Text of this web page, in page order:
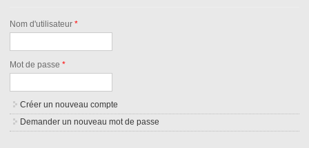
Nom d'utilisateur*
Mot de passe*
Créer un nouveau compte
Demander un nouveau mot de passe